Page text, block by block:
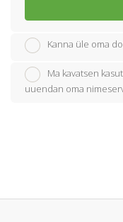
Kanna üle oma
Ma kavatsen
uuendan oma